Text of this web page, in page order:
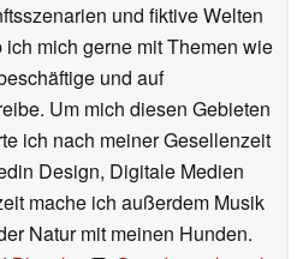
und fiktive Welten
mich gerne mit Themen wie
und auf
Um mich diesen Gebieten
ich nach meiner Gesellenzeit
Design, Digitale Medien
mache ich außerdem Musik
Natur mit meinen Hunden.